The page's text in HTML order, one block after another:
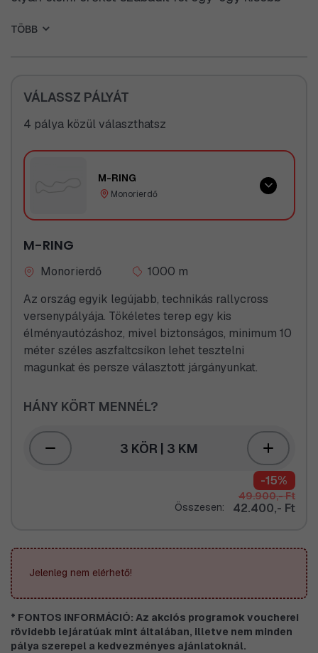
mosollyal tudunk reagálni. A gyöngyházkék olasz
alcantara bőrkormány és a prémium varrott bőr
pöccint meg bennünk, aminek a létezéséről talán
eddig nem is tudtunk. Gyengéden csalogató
a lábáról, még azokat is, akik netán a pacis, vagy
bikás márkára esküdnének.
hátán?
TÖBB
VÁLASSZ PÁLYÁT
4 pálya közül választhatsz
M-RING
Monorierdő
M-RING
Monorierdő
1000 m
Az ország egyik legújabb, technikás rallycross
versenypályája. Tökéletes terep egy kis
élményautózáshoz, mivel biztonságos, minimum 10
méter széles aszfaltcsíkon lehet tesztelni
magunkat és persze választott járgányunkat.
HÁNY KÖRT MENNÉL?
3 KÖR | 3 KM
Összesen:
-15%
49.900,- Ft
42.400,- Ft
Jelenleg nem elérhető!
* FONTOS INFORMÁCIÓ: Az akciós programok voucherei
rövidebb lejáratúak mint általában, illetve nem minden
pálya szerepel a kedvezményes ajánlatoknál.